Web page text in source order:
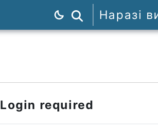
Пошук курсів
Наразі
Login required